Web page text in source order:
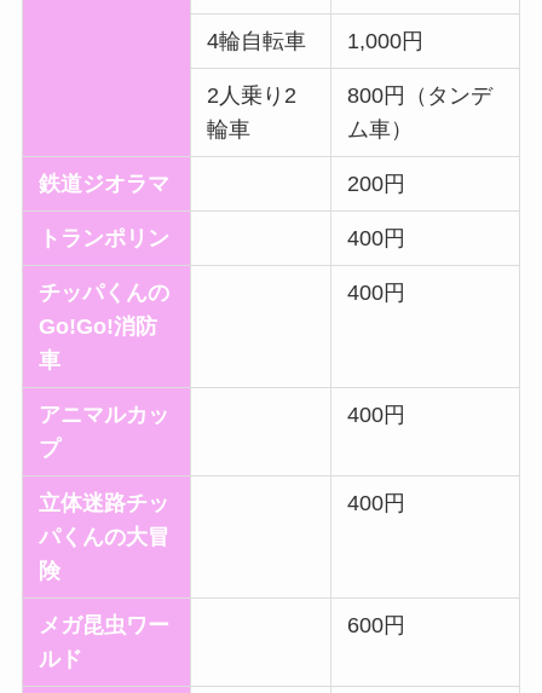
4輪自転車 1,000円
2人乗り2
輪車
800円（タンデ
ム車）
鉄道ジオラマ 200円
トランポリン 400円
チッパくんの
Go!Go!消防
車
400円
アニマルカッ
プ
400円
立体迷路チッ
パくんの大冒
険
400円
メガ昆虫ワー
ルド
600円